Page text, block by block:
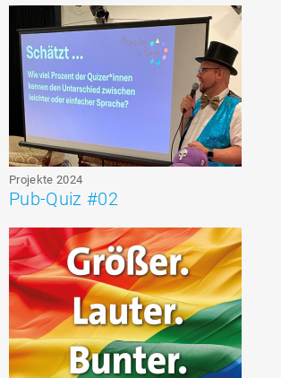
Projekte 2024
Pub-Quiz #02